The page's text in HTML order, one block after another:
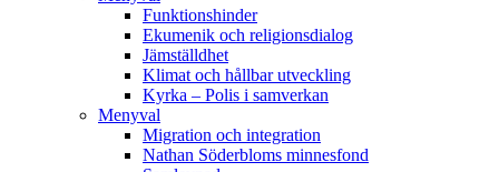
Funktionshinder
Ekumenik och religionsdialog
Jämställdhet
Klimat och hållbar utveckling
Kyrka – Polis i samverkan
Menyval
Migration och integration
Nathan Söderbloms minnesfond